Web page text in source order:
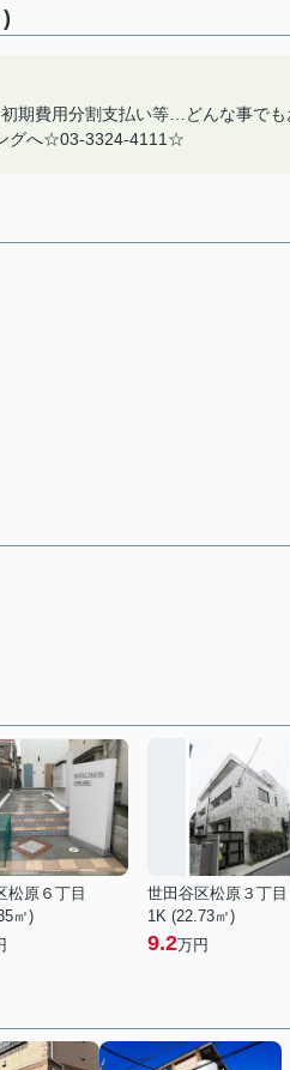
期費用分割支払い等…どんな事でも
グへ☆03-3324-4111☆
松原６丁目
㎡)
世田谷区松原３丁目
1K (22.73㎡)
9.2万円